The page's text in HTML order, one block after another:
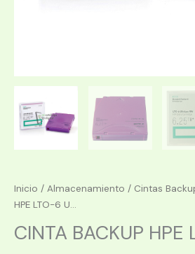
Inicio / Almacenamiento / Cintas
HPE LTO-6 U...
CINTA BACKUP HPE